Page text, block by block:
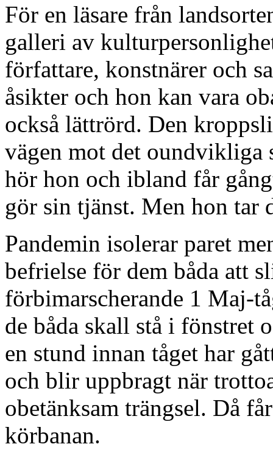
För en läsare från
galleri av
författare, konstnärer och
åsikter och hon kan vara
också lättrörd. Den
vägen mot det oundvikliga
hör hon och ibland får
gör sin tjänst. Men hon tar
Pandemin isolerar paret
befrielse för dem båda att
förbimarscherande 1 Maj-
de båda skall stå i fönstret
en stund innan tåget har
och blir uppbragt när
obetänksam trängsel. Då
körbanan.